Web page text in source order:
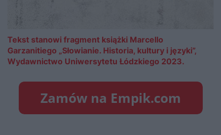
Tekst stanowi fragment książki Marcello
Garzanitiego „Słowianie. Historia, kultury i języki”,
Wydawnictwo Uniwersytetu Łódzkiego 2023.